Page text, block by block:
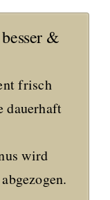
&
frisch
dauerhaft
wird